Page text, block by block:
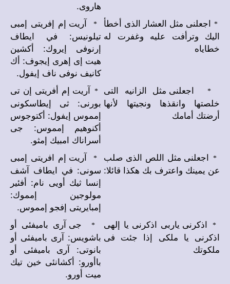
هاروى.
*
آريت إم إفريتى إمبى
تيلونيس: في ايطاف
إرنوفى إيروك: أكشين
هيت إى إهرى إيجوف: أك
كانيف نوفى ناف إيفول.
* اجعلنى مثل العشار الذى أخطأ
اليك وترأفت عليه وغفرت له
خطاياه
* آريت إم أفريتى إن تى
بورنى: ثى إيطاسكونى
إمموس إيفول: أكتوجوس
أكنوهيم إمموس: جى
أسراناك امبيك إمثو.
*
اجعلنى مثل الزانيه التى
خلصتها وانقذها ونجيتها لأنها
أرضتك أمامك
*
آريت إم افريتى إمبى
سونى: في ايطاف آشف
إنسا ثيك أويى نام: أفئير
مولوجين إمموك:
إمبايريتى إفجو إمموس.
*
اجعلنى مثل اللص الذى صلب
عن يمينك واعترف بك هكذا قائلا:
*
جى آرى باميفئى أو
باشويس: آرى باميفئى أو
بانوتى: آرى باميفئى أو
باأورو: أكشانئى خين تيك
ميت أورو.
*
اذكرنى ياربى اذكرنى يا إلهى
اذكرنى يا ملكى إذا جئت فى
ملكوتك